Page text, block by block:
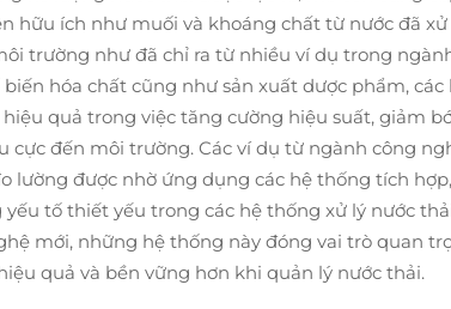
hữu ích như muối và khoáng chất từ nước đã xử
trường như đã chỉ ra từ nhiều ví dụ trong
hóa chất cũng như sản xuất dược phẩm,
quả trong việc tăng cường hiệu suất, giảm
cực đến môi trường. Các ví dụ từ ngành công
lường được nhờ ứng dụng các hệ thống tích
tố thiết yếu trong các hệ thống xử lý nước
mới, những hệ thống này đóng vai trò quan
quả và bền vững hơn khi quản lý nước thải.